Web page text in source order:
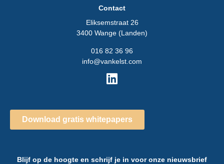
Contact
Eliksemstraat 26
3400 Wange (Landen)
016 82 36 96
info@vankelst.com
Download gratis whitepapers
Blijf op de hoogte en schrijf je in voor onze nieuwsbrief